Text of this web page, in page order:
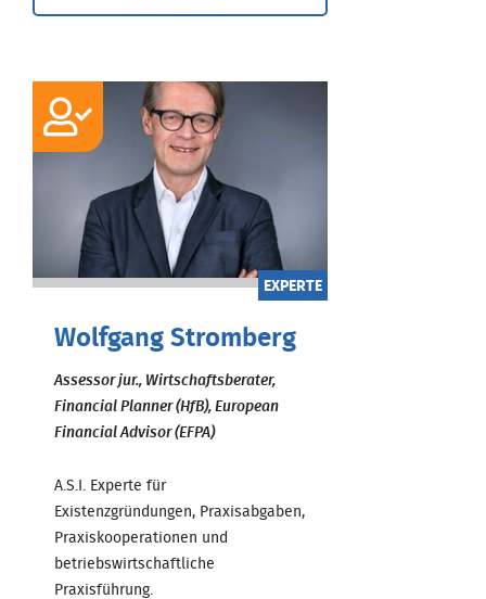
EXPERTE
Wolfgang Stromberg
Assessor jur., Wirtschaftsberater,
Financial Planner (HfB), European
Financial Advisor (EFPA)
A.S.I. Experte für
Existenzgründungen, Praxisabgaben,
Praxiskooperationen und
betriebswirtschaftliche
Praxisführung.